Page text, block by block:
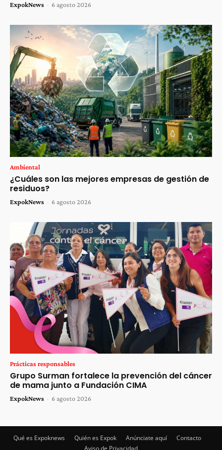
ExpokNews - 6 agosto 2026
Ambiental
¿Cuáles son las mejores empresas de gestión de
residuos?
ExpokNews - 6 agosto 2026
Prácticas responsables
Grupo Surman fortalece la prevención del cáncer
de mama junto a Fundación CIMA
ExpokNews - 6 agosto 2026
Qué es Expoknews Quién es Expok Anúnciate aquí
Contacto
Aviso de Privacidad